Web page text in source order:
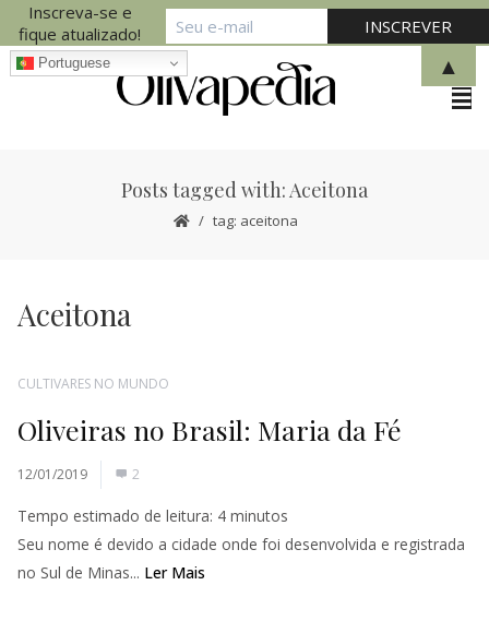
Posts tagged with: Aceitona
tag: aceitona
Aceitona
CULTIVARES NO MUNDO
Oliveiras no Brasil: Maria da Fé
12/01/2019 2
Tempo estimado de leitura: 4 minutos
Seu nome é devido a cidade onde foi desenvolvida e registrada
no Sul de Minas... Ler Mais
Inscreva-se e
fique atualizado!
▲
Portuguese